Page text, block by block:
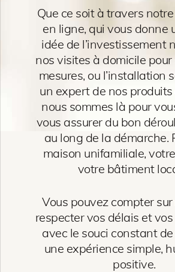
Que ce soit à travers
en ligne, qui vous donne
idée de l’investissement
nos visites à domicile
mesures, ou l’installation
un expert de nos
nous sommes là pour
vous assurer du bon
au long de la démarche.
maison unifamiliale,
votre bâtiment
Vous pouvez compter
respecter vos délais et
avec le souci constant
une expérience simple,
positive.